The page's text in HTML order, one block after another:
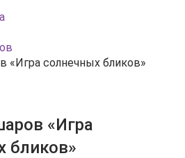
«Игра солнечных бликов»
«Игра
бликов»